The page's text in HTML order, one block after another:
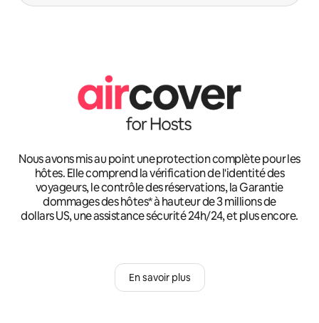
Nous avons mis au point une protection complète pour les
hôtes. Elle comprend la vérification de l'identité des
voyageurs, le contrôle des réservations, la Garantie
dommages des hôtes* à hauteur de 3 millions de
dollars US, une assistance sécurité 24h/24, et plus encore.
En savoir plus